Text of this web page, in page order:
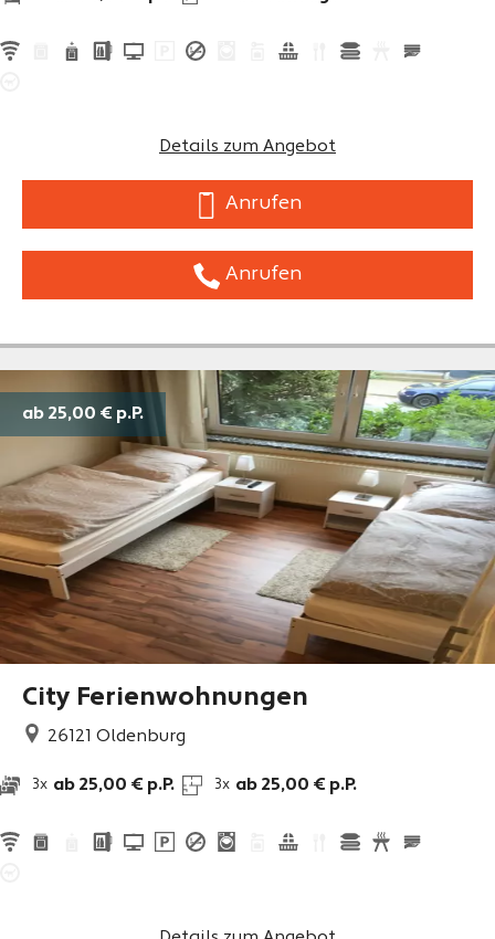
Details zum Angebot
Anrufen
Anrufen
City Ferienwohnungen
26121 Oldenburg
3x ab 25,00 € p.P. 3x ab 25,00 € p.P.
ab 25,00 € p.P.